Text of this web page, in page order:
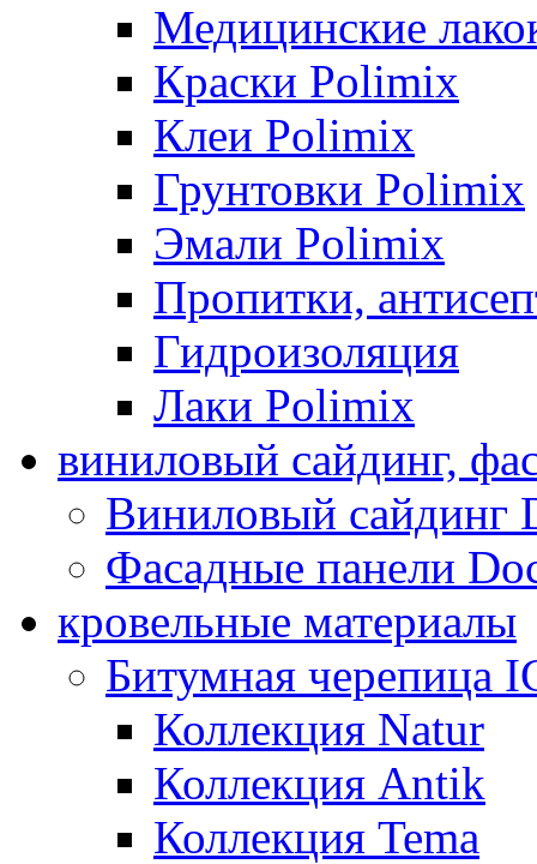
Медицинские
Краски Polimix
Клеи Polimix
Грунтовки Polimix
Эмали Polimix
Пропитки,
Гидроизоляция
Лаки Polimix
виниловый сайдинг,
Виниловый сайдинг
Фасадные панели
кровельные материалы
Битумная черепица
Коллекция Natur
Коллекция Antik
Коллекция Tema